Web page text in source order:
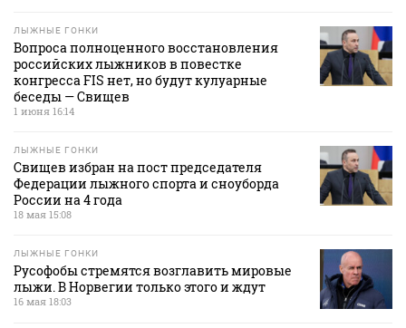
ЛЫЖНЫЕ ГОНКИ
Вопроса полноценного восстановления
российских лыжников в повестке
конгресса FIS нет, но будут кулуарные
беседы — Свищев
1 июня 16:14
ЛЫЖНЫЕ ГОНКИ
Свищев избран на пост председателя
Федерации лыжного спорта и сноуборда
России на 4 года
18 мая 15:08
ЛЫЖНЫЕ ГОНКИ
Русофобы стремятся возглавить мировые
лыжи. В Норвегии только этого и ждут
16 мая 18:03